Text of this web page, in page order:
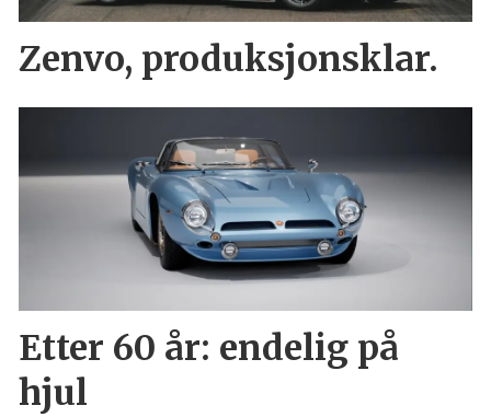
Zenvo, produksjonsklar.
Etter 60 år: endelig på
hjul